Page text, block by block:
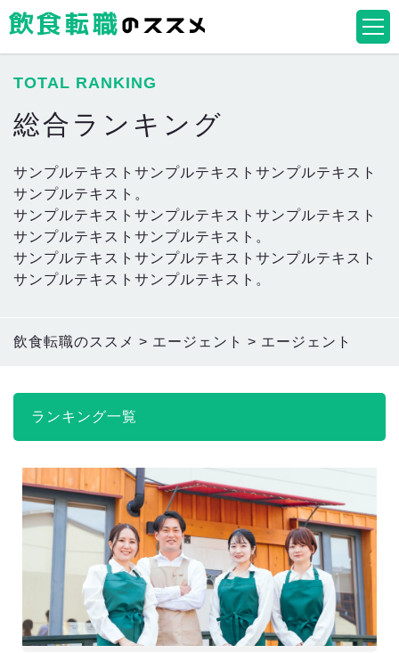
TOTAL RANKING
総合ランキング
サンプルテキストサンプルテキストサンプルテキスト
サンプルテキスト。
サンプルテキストサンプルテキストサンプルテキスト
サンプルテキストサンプルテキスト。
サンプルテキストサンプルテキストサンプルテキスト
サンプルテキストサンプルテキスト。
飲食転職のススメ > エージェント > エージェント
ランキング一覧